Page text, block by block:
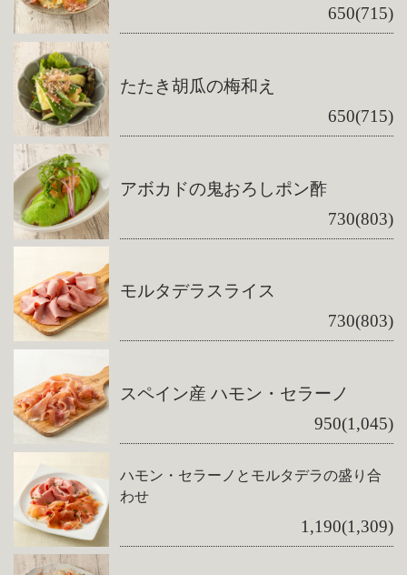
650(715)
たたき胡瓜の梅和え
650(715)
アボカドの鬼おろしポン酢
730(803)
モルタデラスライス
730(803)
スペイン産 ハモン・セラーノ
950(1,045)
ハモン・セラーノとモルタデラの盛り合
わせ
1,190(1,309)